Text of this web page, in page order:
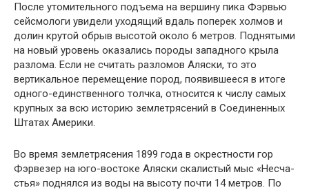
После утомительного подъема на вершину пика Фэрвью
сейсмологи увидели уходящий вдаль поперек холмов и
долин крутой обрыв высотой около 6 метров. Поднятыми
на новый уровень оказались породы запад­ного крыла
разлома. Если не считать разломов Аляски, то это
вертикальное перемещение пород, появившееся в итоге
одного-единственного толчка, относится к числу самых
крупных за всю историю землетрясений в Соеди­ненных
Штатах Америки.
Во время землетрясения 1899 года в окрестности гор
Фэрвезер на юго-востоке Аляски скалистый мыс «Несча­
стья» поднялся из воды на высоту почти 14 метров. По